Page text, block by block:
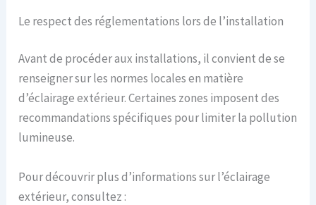
Le respect des réglementations lors de l’installation
Avant de procéder aux installations, il convient de se
renseigner sur les normes locales en matière
d’éclairage extérieur. Certaines zones imposent des
recommandations spécifiques pour limiter la pollution
lumineuse.
Pour découvrir plus d’informations sur l’éclairage
extérieur, consultez :